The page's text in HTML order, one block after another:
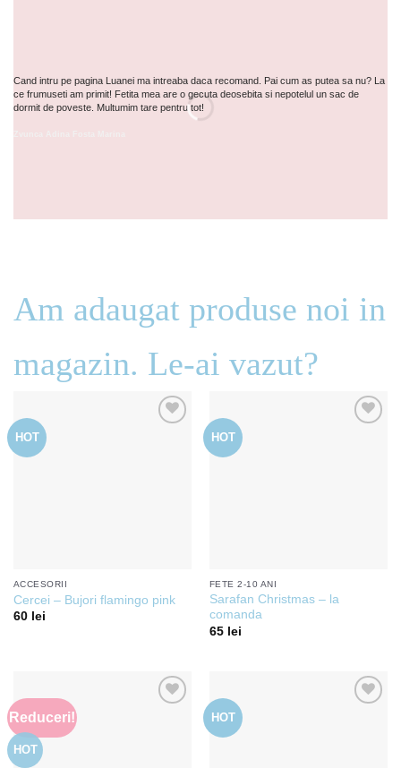
Cand intru pe pagina Luanei ma intreaba daca recomand. Pai cum as putea sa nu? La
ce frumuseti am primit! Fetita mea are o gecuta deosebita si nepotelul un sac de
dormit de poveste. Multumim tare pentru tot!
Am adaugat produse noi in
magazin. Le-ai vazut?
HOT
ACCESORII
Cercei – Bujori flamingo pink
60 lei
HOT
FETE 2-10 ANI
Sarafan Christmas – la
comanda
65 lei
Reduceri!
HOT
HOT